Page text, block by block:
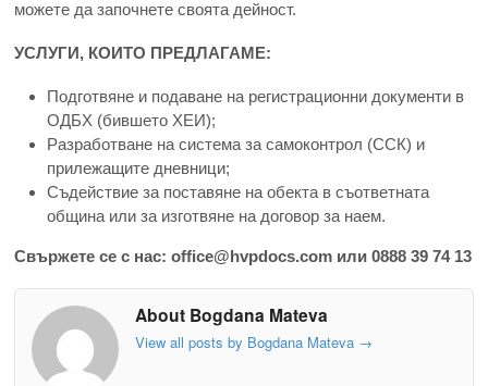
можете да започнете своята дейност.
УСЛУГИ, КОИТО ПРЕДЛАГАМЕ:
Подготвяне и подаване на регистрационни документи в
ОДБХ (бившето ХЕИ);
Разработване на система за самоконтрол (ССК) и
прилежащите дневници;
Съдействие за поставяне на обекта в съответната
община или за изготвяне на договор за наем.
Свържете се с нас: office@hvpdocs.com или 0888 39 74 13
About Bogdana Mateva
View all posts by Bogdana Mateva →